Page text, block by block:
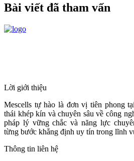
Bài viết đã tham vấn
Lời giới thiệu
Mescells tự hào là đơn vị tiên phong
thái khép kín và chuyên sâu về công
pháp lý vững chắc và năng lực
từng bước khẳng định uy tín trong lĩnh
Thông tin liên hệ